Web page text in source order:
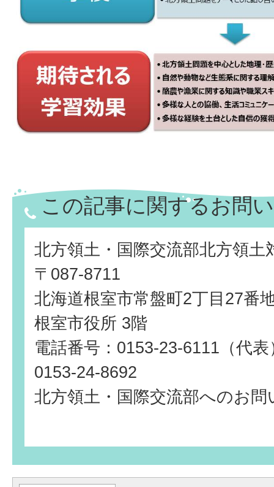
この記事に関するお問
北方領土・国際交流部北方領土
〒087-8711
北海道根室市常盤町2丁目27番
根室市役所 3階
電話番号：0153-23-6111（代
0153-24-8692
北方領土・国際交流部へのお問